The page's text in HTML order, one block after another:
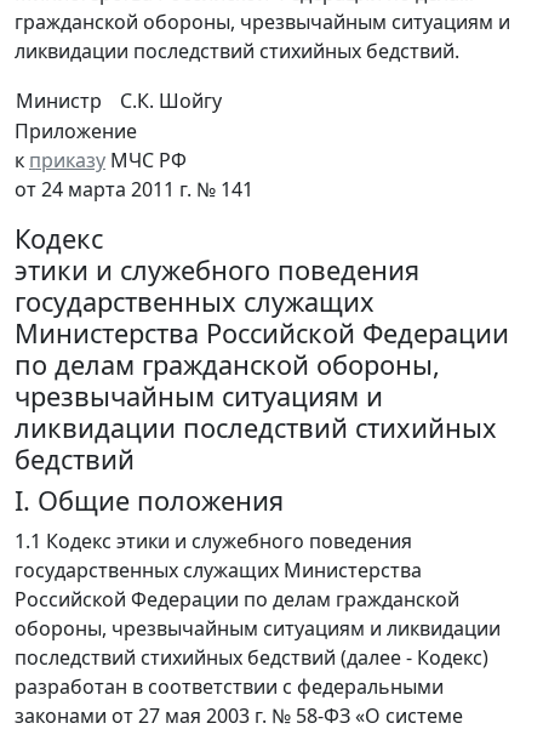
гражданской обороны, чрезвычайным ситуациям и
ликвидации последствий стихийных бедствий.
Министр
С.К. Шойгу
Приложение
к приказу МЧС РФ
от 24 марта 2011 г. № 141
Кодекс
этики и служебного поведения
государственных служащих
Министерства Российской Федерации
по делам гражданской обороны,
чрезвычайным ситуациям и
ликвидации последствий стихийных
бедствий
I. Общие положения
1.1 Кодекс этики и служебного поведения
государственных служащих Министерства
Российской Федерации по делам гражданской
обороны, чрезвычайным ситуациям и ликвидации
последствий стихийных бедствий (далее - Кодекс)
разработан в соответствии с федеральными
законами от 27 мая 2003 г. № 58-ФЗ «О системе